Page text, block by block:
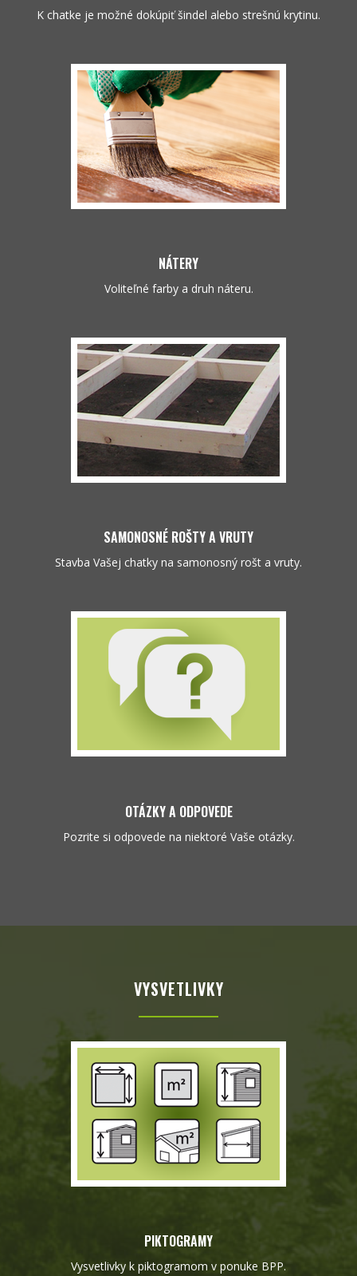
K chatke je možné dokúpiť šindel alebo strešnú krytinu.
NÁTERY
Voliteľné farby a druh náteru.
SAMONOSNÉ ROŠTY A VRUTY
Stavba Vašej chatky na samonosný rošt a vruty.
OTÁZKY A ODPOVEDE
Pozrite si odpovede na niektoré Vaše otázky.
VYSVETLIVKY
PIKTOGRAMY
Vysvetlivky k piktogramom v ponuke BPP.